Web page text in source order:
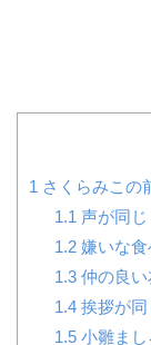
1 さくらみこの
1.1 声が同じ
1.2嫌いな食
1.3仲の良い
1.4挨拶が同
1.5小雛まし